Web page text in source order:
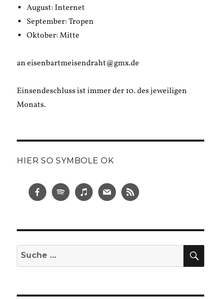
August: Internet
September: Tropen
Oktober: Mitte
an eisenbartmeisendraht@gmx.de
Einsendeschluss ist immer der 10. des jeweiligen
Monats.
HIER SO SYMBOLE OK
Suche
nach: